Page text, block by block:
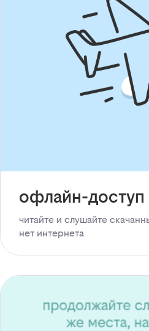
офлайн-доступ
читайте и слушайте
нет интернета